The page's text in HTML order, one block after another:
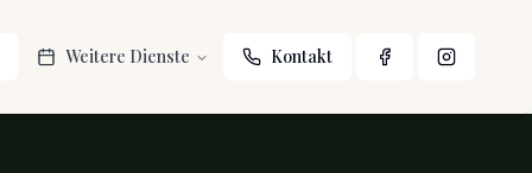
Weitere Dienste Kontakt